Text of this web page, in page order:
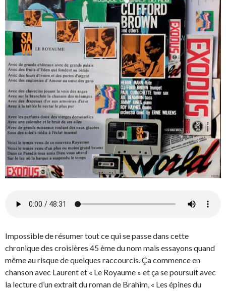
Impossible de résumer tout ce qui se passe dans cette
chronique des croisières 45 ème du nom mais essayons quand
même au risque de quelques raccourcis. Ça commence en
chanson avec Laurent et « Le Royaume » et ça se poursuit avec
la lecture d’un extrait du roman de Brahim, « Les épines du